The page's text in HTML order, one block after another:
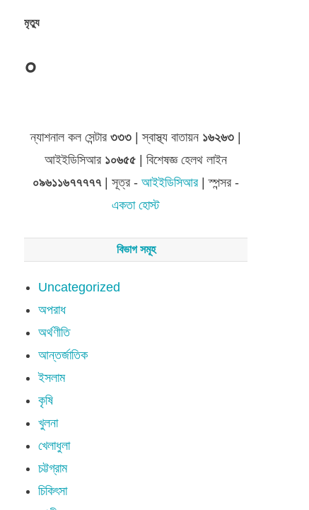
মৃত্যু
০
ন্যাশনাল কল সেন্টার৩৩৩ | স্বাস্থ্য বাতায়ন ১৬২৬৩
আইইডিসিআর ১০৬৫৫ | বিশেষজ্ঞ হেলথ লাইন
০৯৬১১৬৭৭৭৭৭| সূত্র -আইইডিসিআর| স্পন্সর -
একতা হোস্ট
বিভাগ সমূহ
Uncategorized
অপরাধ
অর্থণীতি
আন্তর্জাতিক
ইসলাম
কৃষি
খুলনা
খেলাধুলা
চট্টগ্রাম
চিকিৎসা